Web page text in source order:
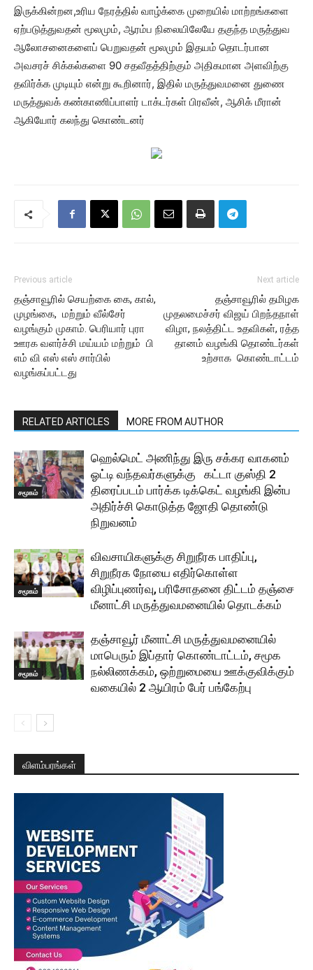
இருக்கின்றன,உரிய நேரத்தில் வாழ்க்கை முறையில் மாற்றங்களை
ஏற்படுத்துவதன் மூலமும், ஆரம்ப நிலையிலேயே தகுந்த மருத்துவ
ஆலோசனைகளைப் பெறுவதன் மூலமும் இதயம் தொடர்பான
அவசரச் சிக்கல்களை 90 சதவீதத்திற்கும் அதிகமான அளவிற்கு
தவிர்க்க முடியும் என்று கூறினார், இதில் மருத்துவமனை துணை
மருத்துவக் கண்காணிப்பாளர் டாக்டர்கள் பிரவீன், ஆசிக் மீரான்
ஆகியோர் கலந்து கொண்டனர்
Previous article
தஞ்சாவூரில் செயற்கை கை, கால்,
முழங்கை, மற்றும் வீல்சேர்
வழங்கும் முகாம். பெரியார் புரா
ஊரக வளர்ச்சி மய்யம் மற்றும் பி
எம் வி எஸ் எஸ் சார்பில்
வழங்கப்பட்டது
Next article
தஞ்சாவூரில் தமிழக
முதலமைச்சர் விஜய் பிறந்தநாள்
விழா, நலத்திட்ட உதவிகள், ரத்த
தானம் வழங்கி தொண்டர்கள்
உற்சாக கொண்டாட்டம்
RELATED ARTICLES MORE FROM AUTHOR
சமூகம்
ஹெல்மெட் அணிந்து இரு சக்கர வாகனம்
ஓட்டி வந்தவர்களுக்கு கட்டா குஸ்தி 2
திரைப்படம் பார்க்க டிக்கெட் வழங்கி இன்ப
அதிர்ச்சி கொடுத்த ஜோதி தொண்டு
நிறுவனம்
சமூகம்
விவசாயிகளுக்கு சிறுநீரக பாதிப்பு,
சிறுநீரக நோயை எதிர்கொள்ள
விழிப்புணர்வு, பரிசோதனை திட்டம் தஞ்சை
மீனாட்சி மருத்துவமனையில் தொடக்கம்
சமூகம்
தஞ்சாவூர் மீனாட்சி மருத்துவமனையில்
மாபெரும் இப்தார் கொண்டாட்டம், சமூக
நல்லிணக்கம், ஒற்றுமையை ஊக்குவிக்கும்
வகையில் 2 ஆயிரம் பேர் பங்கேற்பு
விளம்பரங்கள்